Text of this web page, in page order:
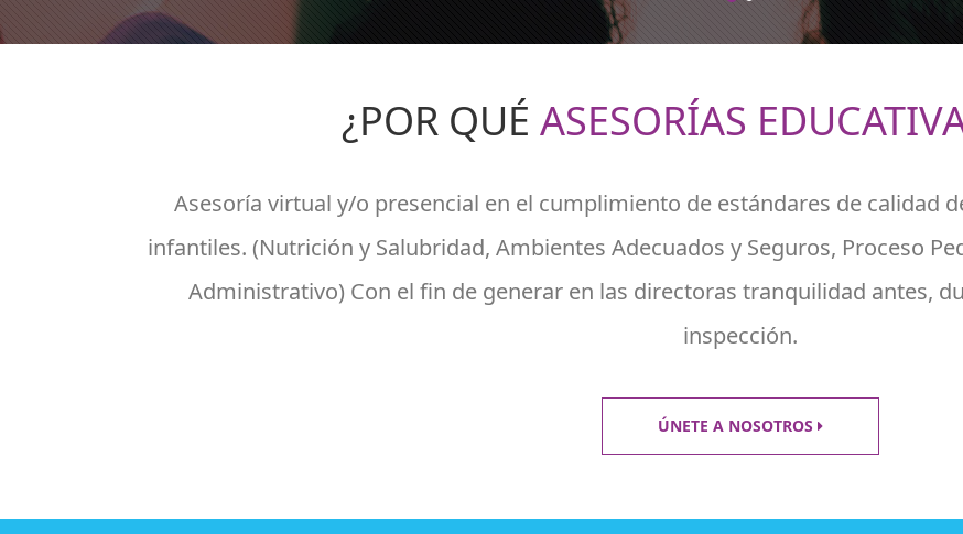
¿POR QUÉ ASESORÍAS
Asesoría virtual y/o presencial en el cumplimiento de estándares de calidad
infantiles. (Nutrición y Salubridad, Ambientes Adecuados y Seguros, Proceso
Administrativo) Con el fin de generar en las directoras tranquilidad antes,
inspección.
ÚNETE A NOSOTROS